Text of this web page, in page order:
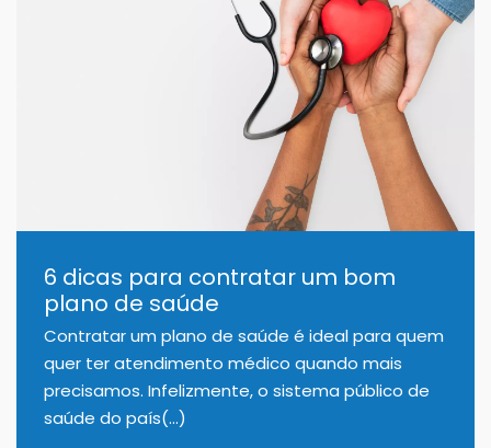
6 dicas para contratar um bom
plano de saúde
Contratar um plano de saúde é ideal para quem
quer ter atendimento médico quando mais
precisamos. Infelizmente, o sistema público de
saúde do país(...)